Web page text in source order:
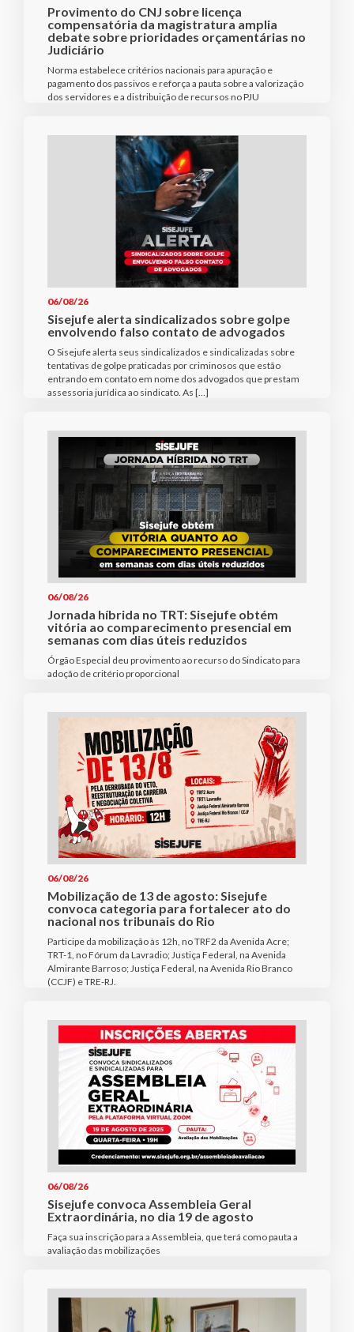
Provimento do CNJ sobre licença
compensatória da magistratura amplia
debate sobre prioridades orçamentárias no
Judiciário
Norma estabelece critérios nacionais para apuração e
pagamento dos passivos e reforça a pauta sobre a valorização
dos servidores e a distribuição de recursos no PJU
06/08/26
Sisejufe alerta sindicalizados sobre golpe
envolvendo falso contato de advogados
O Sisejufe alerta seus sindicalizados e sindicalizadas sobre
tentativas de golpe praticadas por criminosos que estão
entrando em contato em nome dos advogados que prestam
assessoria jurídica ao sindicato. As […]
06/08/26
Jornada híbrida no TRT: Sisejufe obtém
vitória ao comparecimento presencial em
semanas com dias úteis reduzidos
Órgão Especial deu provimento ao recurso do Sindicato para
adoção de critério proporcional
06/08/26
Mobilização de 13 de agosto: Sisejufe
convoca categoria para fortalecer ato do
nacional nos tribunais do Rio
Participe da mobilização às 12h, no TRF2 da Avenida Acre;
TRT-1, no Fórum da Lavradio; Justiça Federal, na Avenida
Almirante Barroso; Justiça Federal, na Avenida Rio Branco
(CCJF) e TRE-RJ.
06/08/26
Sisejufe convoca Assembleia Geral
Extraordinária, no dia 19 de agosto
Faça sua inscrição para a Assembleia, que terá como pauta a
avaliação das mobilizações